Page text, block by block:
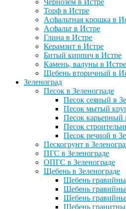
Торф в Истре
Асфальтная крошка в
Асфальт в Истре
Глина в Истре
Керамзит в Истре
Битый кирпич в Истре
Камень, валуны в Истре
Щебень вторичный в
Зеленоград
Песок в Зеленограде
Песок сеяный в
Песок мытый
Песок карьерный
Песок
Песок речной в
Пескогрунт в
ПГС в Зеленограде
ОПГС в Зеленограде
Щебень в Зеленограде
Щебень
Щебень
Щебень
Щебень